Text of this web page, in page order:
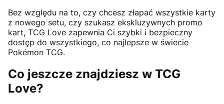
Bez względu na to, czy chcesz złapać wszystkie karty
z nowego setu, czy szukasz ekskluzywnych promo
kart, TCG Love zapewnia Ci szybki i bezpieczny
dostęp do wszystkiego, co najlepsze w świecie
Pokémon TCG.
Co jeszcze znajdziesz w TCG
Love?